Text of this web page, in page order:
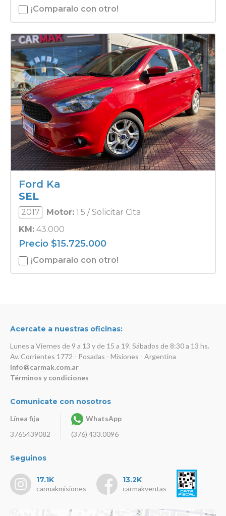
¡Comparalo con otro!
Ford Ka
SEL
2017 Motor: 1.5 / Solicitar Cita
KM: 43.000
Precio $15.725.000
¡Comparalo con otro!
Acercate a nuestras oficinas:
Lunes a Viernes de 9 a 13 y de 15 a 19. Sábados de 8:30 a 13 hs.
Av. Corrientes 1772 - Posadas - Misiones - Argentina
info@carmak.com.ar
Términos y condiciones
Comunicate con nosotros
Línea fija
3765439082
WhatsApp
(376) 433.0096
Seguinos
17.1K
carmakmisiones
13.2K
carmakventas